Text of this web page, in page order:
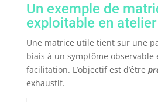
Un exemple de
exploitable en atelier
Une matrice utile tient sur une
biais à un symptôme observable
facilitation. L’objectif est d’être
exhaustif.